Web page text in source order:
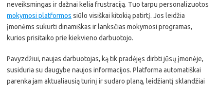
neveiksmingas ir dažnai kelia frustraciją. Tuo tarpu personalizuotos
mokymosi platformos siūlo visiškai kitokią patirtį. Jos leidžia
įmonėms sukurti dinamiškas ir lanksčias mokymosi programas,
kurios prisitaiko prie kiekvieno darbuotojo.
Pavyzdžiui, naujas darbuotojas, ką tik pradėjęs dirbti jūsų įmonėje,
susiduria su daugybe naujos informacijos. Platforma automatiškai
parenka jam aktualiausią turinį ir sudaro planą, leidžiantį sklandžiai